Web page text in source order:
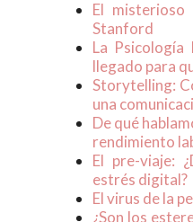
El
Stanford
La Psicología
llegado para
Storytelling:
una
De qué
rendimiento
El pre-viaje:
estrés digital?
El virus de la
¿Son los